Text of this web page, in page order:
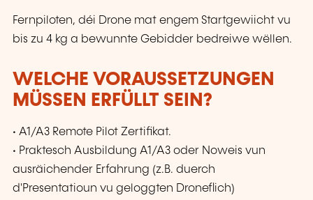
Fernpiloten, déi Drone mat engem Startgewiicht vu
bis zu 4 kg a bewunnte Gebidder bedreiwe wëllen.
WELCHE VORAUSSETZUNGEN
MÜSSEN ERFÜLLT SEIN?
• A1/A3 Remote Pilot Zertifikat.
• Praktesch Ausbildung A1/A3 oder Noweis vun
ausräichender Erfahrung (z.B. duerch
d'Presentatioun vu geloggten Droneflich)